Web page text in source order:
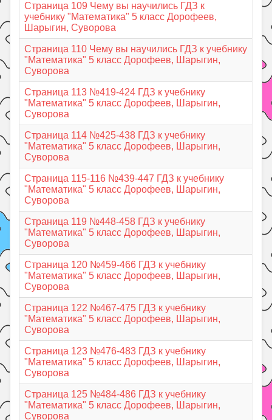
Страница 109 Чему вы научились ГДЗ к
учебнику "Математика" 5 класс Дорофеев,
Шарыгин, Суворова
Страница 110 Чему вы научились ГДЗ к учебнику
"Математика" 5 класс Дорофеев, Шарыгин,
Суворова
Страница 113 №419-424 ГДЗ к учебнику
"Математика" 5 класс Дорофеев, Шарыгин,
Суворова
Страница 114 №425-438 ГДЗ к учебнику
"Математика" 5 класс Дорофеев, Шарыгин,
Суворова
Страница 115-116 №439-447 ГДЗ к учебнику
"Математика" 5 класс Дорофеев, Шарыгин,
Суворова
Страница 119 №448-458 ГДЗ к учебнику
"Математика" 5 класс Дорофеев, Шарыгин,
Суворова
Страница 120 №459-466 ГДЗ к учебнику
"Математика" 5 класс Дорофеев, Шарыгин,
Суворова
Страница 122 №467-475 ГДЗ к учебнику
"Математика" 5 класс Дорофеев, Шарыгин,
Суворова
Страница 123 №476-483 ГДЗ к учебнику
"Математика" 5 класс Дорофеев, Шарыгин,
Суворова
Страница 125 №484-486 ГДЗ к учебнику
"Математика" 5 класс Дорофеев, Шарыгин,
Суворова